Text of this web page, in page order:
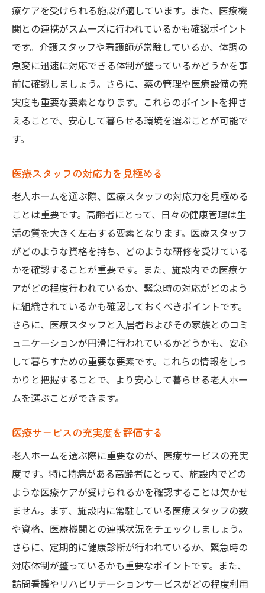
療ケアを受けられる施設が適しています。また、医療機
関との連携がスムーズに行われているかも確認ポイント
です。介護スタッフや看護師が常駐しているか、体調の
急変に迅速に対応できる体制が整っているかどうかを事
前に確認しましょう。さらに、薬の管理や医療設備の充
実度も重要な要素となります。これらのポイントを押さ
えることで、安心して暮らせる環境を選ぶことが可能で
す。
医療スタッフの対応力を見極める
老人ホームを選ぶ際、医療スタッフの対応力を見極める
ことは重要です。高齢者にとって、日々の健康管理は生
活の質を大きく左右する要素となります。医療スタッフ
がどのような資格を持ち、どのような研修を受けている
かを確認することが重要です。また、施設内での医療ケ
アがどの程度行われているか、緊急時の対応がどのよう
に組織されているかも確認しておくべきポイントです。
さらに、医療スタッフと入居者およびその家族とのコミ
ュニケーションが円滑に行われているかどうかも、安心
して暮らすための重要な要素です。これらの情報をしっ
かりと把握することで、より安心して暮らせる老人ホー
ムを選ぶことができます。
医療サービスの充実度を評価する
老人ホームを選ぶ際に重要なのが、医療サービスの充実
度です。特に持病がある高齢者にとって、施設内でどの
ような医療ケアが受けられるかを確認することは欠かせ
ません。まず、施設内に常駐している医療スタッフの数
や資格、医療機関との連携状況をチェックしましょう。
さらに、定期的に健康診断が行われているか、緊急時の
対応体制が整っているかも重要なポイントです。また、
訪問看護やリハビリテーションサービスがどの程度利用